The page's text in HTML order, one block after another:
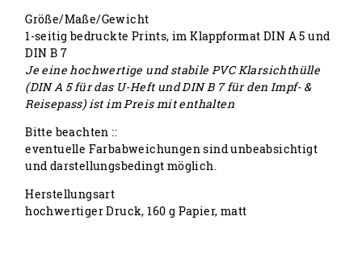
Größe/Maße/Gewicht
1-seitig bedruckte Prints, im Klappformat DIN A 5 und
DIN B 7
Je eine hochwertige und stabile PVC Klarsichthülle
(DIN A 5 für das U-Heft und DIN B 7 für den Impf- &
Reisepass) ist im Preis mit enthalten
Bitte beachten ::
eventuelle Farbabweichungen sind unbeabsichtigt
und darstellungsbedingt möglich.
Herstellungsart
hochwertiger Druck, 160 g Papier, matt